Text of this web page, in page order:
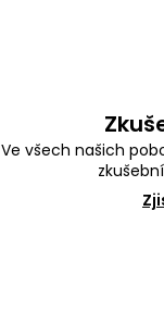
Ve všech našich